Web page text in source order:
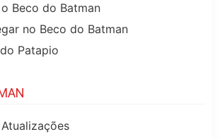
Beco do Batman
no Beco do Batman
Patapio